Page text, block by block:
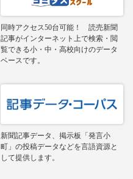
同時アクセス50台可能！ 読売新聞
記事がインターネット上で検索・閲
覧できる小・中・高校向けのデータ
ベースです。
新聞記事データ、掲示板「発言小
町」の投稿データなどを言語資源と
して提供します。